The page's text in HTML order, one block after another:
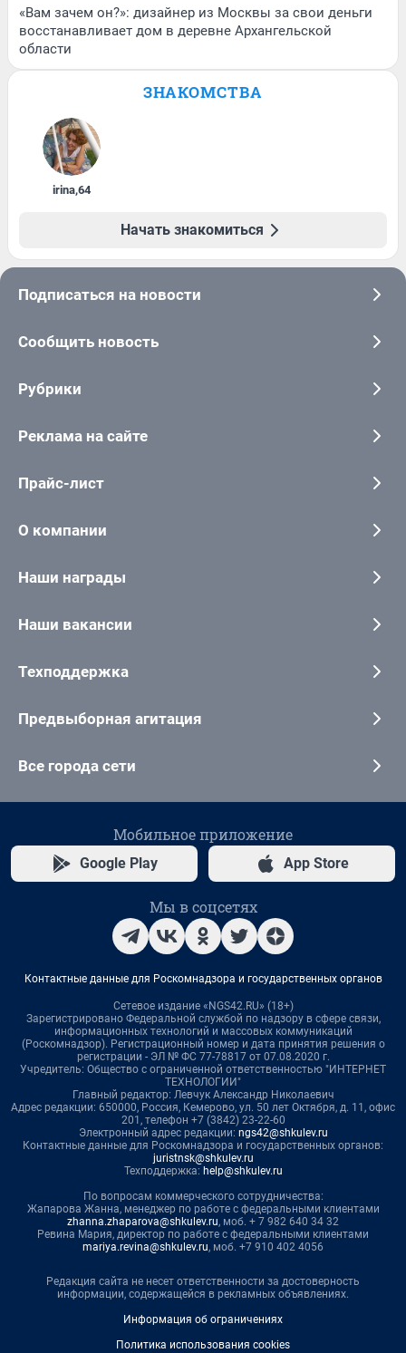
«Вам зачем он?»: дизайнер из Москвы за свои деньги
восстанавливает дом в деревне Архангельской
области
ЗНАКОМСТВА
irina,64
Начать знакомиться
Подписаться на новости
Сообщить новость
Рубрики
Реклама на сайте
Прайс-лист
О компании
Наши награды
Наши вакансии
Техподдержка
Предвыборная агитация
Все города сети
Мобильное приложение
Google Play App Store
Мы в соцсетях
Контактные данные для Роскомнадзора и государственных органов
Сетевое издание «NGS42.RU» (18+)
Зарегистрировано Федеральной службой по надзору в сфере связи,
информационных технологий и массовых коммуникаций
(Роскомнадзор). Регистрационный номер и дата принятия решения о
регистрации - ЭЛ № ФС 77-78817 от 07.08.2020 г.
Учредитель: Общество с ограниченной ответственностью "ИНТЕРНЕТ
ТЕХНОЛОГИИ"
Главный редактор: Левчук Александр Николаевич
Адрес редакции: 650000, Россия, Кемерово, ул. 50 лет Октября, д. 11, офис
201, телефон +7 (3842) 23-22-60
Электронный адрес редакции: ngs42@shkulev.ru
Контактные данные для Роскомнадзора и государственных органов:
juristnsk@shkulev.ru
Техподдержка: help@shkulev.ru
По вопросам коммерческого сотрудничества:
Жапарова Жанна, менеджер по работе с федеральными клиентами
zhanna.zhaparova@shkulev.ru, моб. + 7 982 640 34 32
Ревина Мария, директор по работе с федеральными клиентами
mariya.revina@shkulev.ru, моб. +7 910 402 4056
Редакция сайта не несет ответственности за достоверность
информации, содержащейся в рекламных объявлениях.
Информация об ограничениях
Политика использования cookies